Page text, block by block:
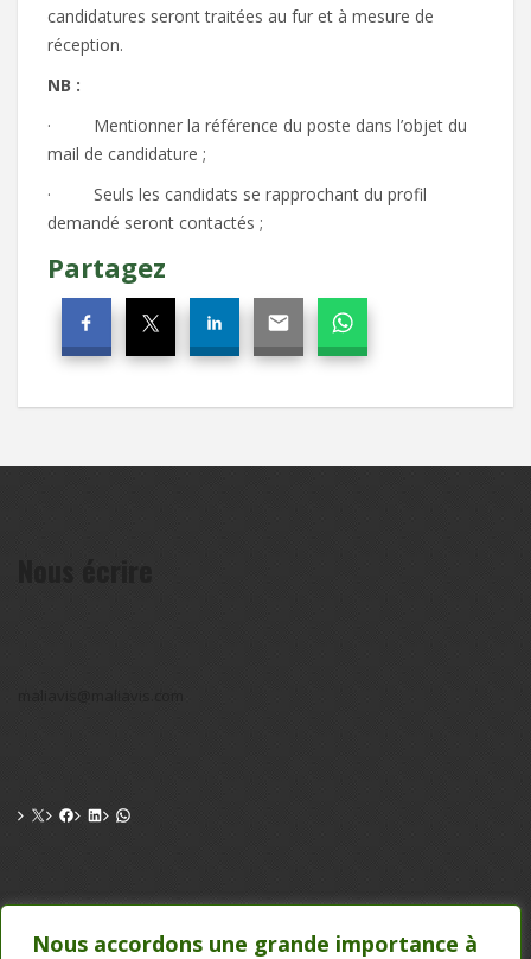
Nous accordons une grande importance à
candidatures seront traitées au fur et à mesure de
réception.
NB :
· Mentionner la référence du poste dans l’objet du
mail de candidature ;
· Seuls les candidats se rapprochant du profil
demandé seront contactés ;
Partagez
CONTACT